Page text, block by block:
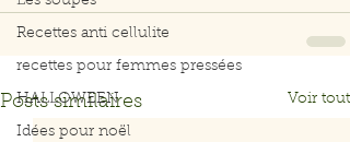
Recettes anti cellulite
recettes pour femmes pressées
HALLOWEEN
Idées pour noël
Posts similaires Voir tout